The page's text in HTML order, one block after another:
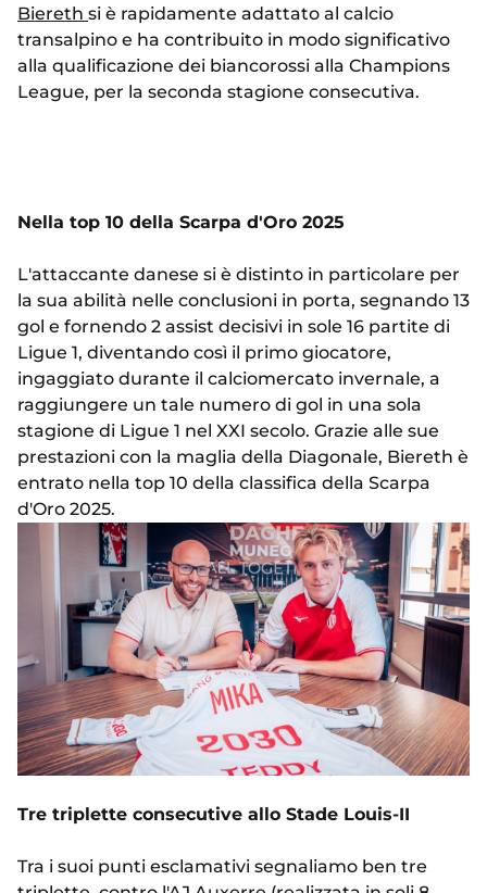
Biereth si è rapidamente adattato al calcio
transalpino e ha contribuito in modo significativo
alla qualificazione dei biancorossi alla Champions
League, per la seconda stagione consecutiva.
Nella top 10 della Scarpa d'Oro 2025
L'attaccante danese si è distinto in particolare per
la sua abilità nelle conclusioni in porta, segnando 13
gol e fornendo 2 assist decisivi in sole 16 partite di
Ligue 1, diventando così il primo giocatore,
ingaggiato durante il calciomercato invernale, a
raggiungere un tale numero di gol in una sola
stagione di Ligue 1 nel XXI secolo. Grazie alle sue
prestazioni con la maglia della Diagonale, Biereth è
entrato nella top 10 della classifica della Scarpa
d'Oro 2025.
Tre triplette consecutive allo Stade Louis-II
Tra i suoi punti esclamativi segnaliamo ben tre